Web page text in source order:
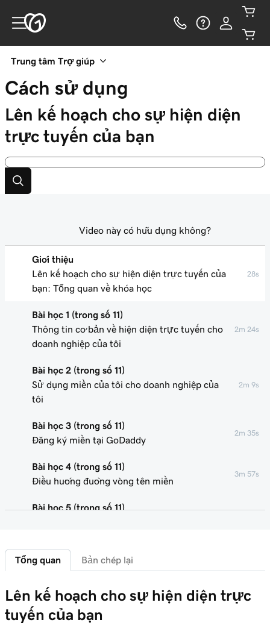
Trung tâm Trợ giúp
Cách sử dụng
Lên kế hoạch cho sự hiện diện
trực tuyến của bạn
Giới thiệu
Lên kế hoạch cho sự hiện diện trực tuyến của
bạn: Tổng quan về khóa học
28s
Bài học 1 (trong số 11)
Thông tin cơ bản về hiện diện trực tuyến cho
doanh nghiệp của tôi
2m 24s
Bài học 2 (trong số 11)
Sử dụng miền của tôi cho doanh nghiệp của
tôi
2m 9s
Bài học 3 (trong số 11)
Đăng ký miền tại GoDaddy
2m 35s
Bài học 4 (trong số 11)
Điều hướng đường vòng tên miền
3m 57s
Bài học 5 (trong số 11)
Bài học 6 (trong số 11)
Chọn một gói email
Bài học 7 (trong số 11)
Chuyển tiếp email Microsoft 365 của tôi
47s
Video này có hữu dụng không?
Tổng quan Bản chép lại
Lên kế hoạch cho sự hiện diện trực
tuyến của bạn